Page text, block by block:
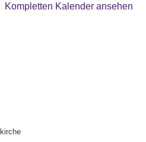
Kompletten Kalender ansehen